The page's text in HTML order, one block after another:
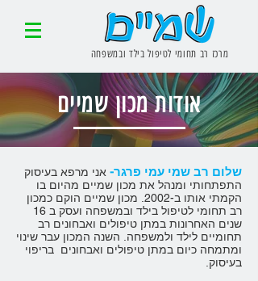
מרכז רב תחומי לטיפול בילד ובמשפחה
אודות מכון שמיים
שלום רב שמי עמי פרגר- אני מרפא בעיסוק
התפתחותי ומנהל את מכון שמיים מהיום בו
הקמתי אותו ב-2002. מכון שמיים הוקם כמכון
רב תחומי לטיפול בילד ובמשפחה ועסק ב 16
שנים האחרונות במתן טיפולים ואבחונים רב
תחומיים לילד ולמשפחה. השנה המכון עבר שינוי
ומתמחה כיום במתן טיפולים ואבחונים בריפוי
בעיסוק.